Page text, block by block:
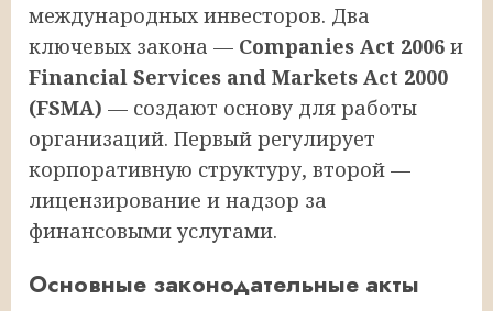
международных инвесторов. Два
ключевых закона — Companies Act 2006 и
Financial Services and Markets Act 2000
(FSMA) — создают основу для работы
организаций. Первый регулирует
корпоративную структуру, второй —
лицензирование и надзор за
финансовыми услугами.
Основные законодательные акты